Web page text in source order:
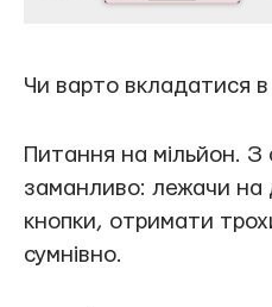
Чи варто вкладатися в
Питання на мільйон. З
заманливо: лежачи на
кнопки, отримати
сумнівно.